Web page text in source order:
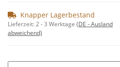
Knapper Lagerbestand
Lieferzeit:2 - 3 Werktage (DE - Ausland
abweichend)